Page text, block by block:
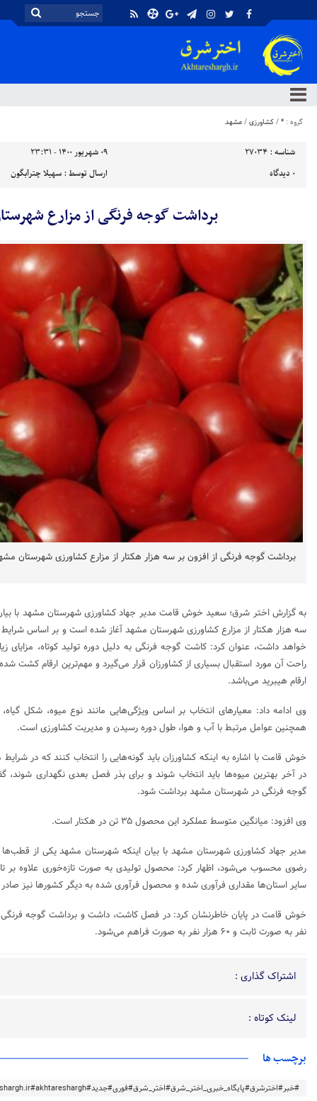
گروه : *
/کشاورزی/مشهد
شناسه : 27034
۰۹ شهریور ۱۴۰۰ - ۲۳:۳۱
۰ دیدگاه ارسال توسط : سهیلا چترآبگون
برداشت گوجه فرنگی از مزارع
برداشت گوجه فرنگی از افزون بر سه هزار هکتار از مزارع کشاورزی شهرستان
به گزارش اختر شرق؛ سعید خوش قامت مدیر جهاد کشاورزی شهرستان مشهد با
سه هزار هکتار از مزارع کشاورزی شهرستان مشهد آغاز شده است و بر اساس شرایط
خواهد داشت، عنوان کرد: کاشت گوجه فرنگی به دلیل دوره تولید کوتاه، مزایای
راحت آن مورد استقبال بسیاری از کشاورزان قرار می‌گیرد و مهم‌ترین ارقام کشت
ارقام هیبرید می‌باشد.
وی ادامه داد: معیارهای انتخاب بر اساس ویژگی‌هایی مانند نوع میوه، شکل
همچنین عوامل مرتبط با آب و هوا، طول دوره رسیدن و مدیریت کشاورزی است.
خوش قامت با اشاره به اینکه کشاورزان باید گونه‌هایی را انتخاب کنند که در
گوجه فرنگی در شهرستان مشهد برداشت شود.
وی افزود: میانگین متوسط عملکرد این محصول ۳۵ تن در هکتار است.
مدیر جهاد کشاورزی شهرستان مشهد با بیان اینکه شهرستان مشهد یکی از
رضوی محسوب می‌شود، اظهار کرد: محصول تولیدی به صورت تازه‌خوری علاوه بر
سایر استان‌ها مقداری فرآوری شده و محصول فرآوری شده به دیگر کشورها نیز
نفر به صورت ثابت و ۶۰ هزار نفر به صورت فراهم می‌شود.
اشتراک گذاری :
لینک کوتاه :
برچسب ها
#خبر#اخترشرق#پایگاه_خبری_اختر_شرق#اختر_شرق#فوری#جدید#akhtareshargh.ir#akhtareshargh#خراسان#خراسان_رضوی